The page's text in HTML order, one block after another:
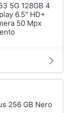
5G 128GB 4
6.5" HD+
50 Mpx
256 GB Nero